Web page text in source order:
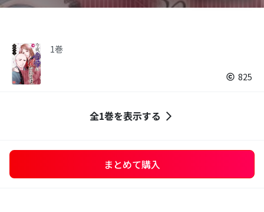
1巻
825
全1巻を表示する
まとめて購入